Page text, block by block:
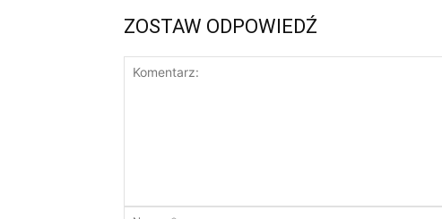
ZOSTAW ODPOWIEDŹ